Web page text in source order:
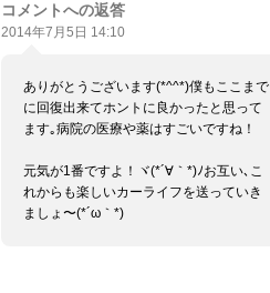
コメントへの返答
2014年7月5日 14:10
ありがとうございます(*^^*)僕もここまで
に回復出来てホントに良かったと思って
ます｡病院の医療や薬はすごいですね！
元気が1番ですよ！ヾ(*´∀｀*)ﾉお互い､こ
れからも楽しいカーライフを送っていき
ましょ〜(*´ω｀*)